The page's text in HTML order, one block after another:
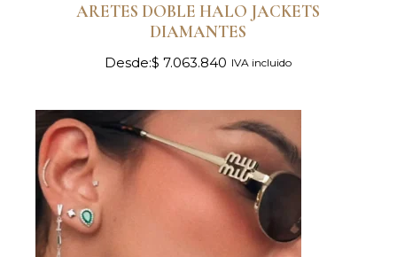
ARETES DOBLE HALO JACKETS
DIAMANTES
Desde:$ 7.063.840 IVA incluido